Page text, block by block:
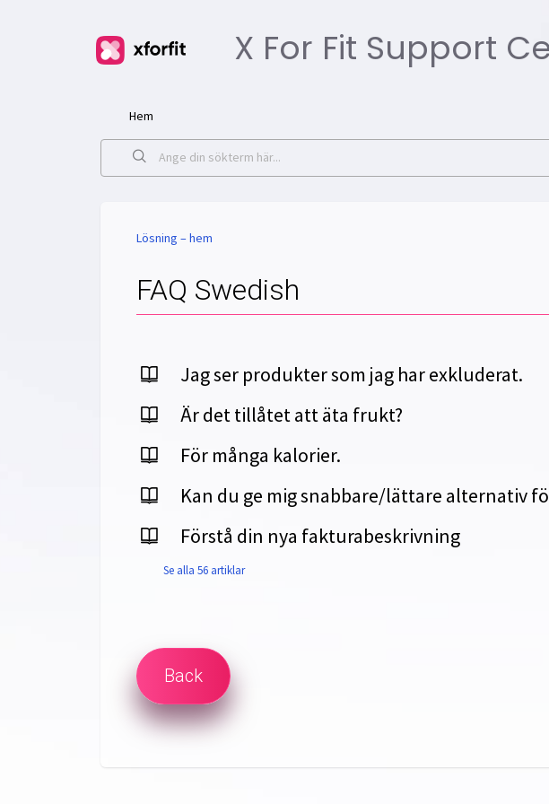
X For Fit Support
Hem
Lösning – hem
FAQ Swedish
Jag ser produkter som jag har exkluderat.
Är det tillåtet att äta frukt?
För många kalorier.
Kan du ge mig snabbare/lättare alternativ
Förstå din nya fakturabeskrivning
Se alla 56 artiklar
Back